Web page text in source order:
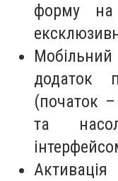
форму на
додаток
(початок
та
Активація